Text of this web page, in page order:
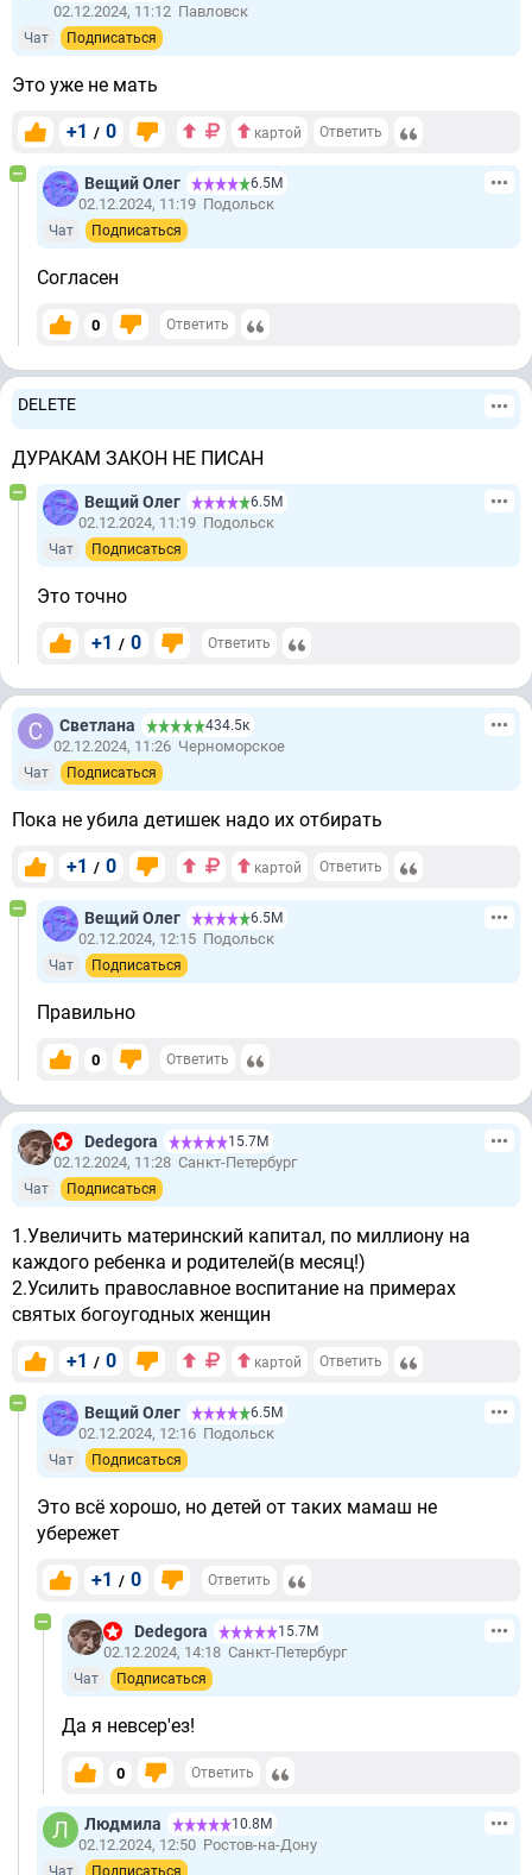
02.12.2024, 11:12 Павловск
Чат Подписаться
Это уже не мать
+1 / 0 картой Ответить
Вещий Олег 6.5М
02.12.2024, 11:19 Подольск
Чат Подписаться
Согласен
0 Ответить
DELETE
ДУРАКАМ ЗАКОН НЕ ПИСАН
Вещий Олег 6.5М
02.12.2024, 11:19 Подольск
Чат Подписаться
Это точно
+1 / 0 Ответить
Светлана 434.5к
02.12.2024, 11:26 Черноморское
Чат Подписаться
Пока не убила детишек надо их отбирать
+1 / 0 картой Ответить
Вещий Олег 6.5М
02.12.2024, 12:15 Подольск
Чат Подписаться
Правильно
0 Ответить
Dedegora 15.7М
02.12.2024, 11:28 Санкт-Петербург
Чат Подписаться
1.Увеличить материнский капитал, по миллиону на
каждого ребенка и родителей(в месяц!)
2.Усилить православное воспитание на примерах
святых богоугодных женщин
+1 / 0 картой Ответить
Вещий Олег 6.5М
02.12.2024, 12:16 Подольск
Чат Подписаться
Это всё хорошо, но детей от таких мамаш не
убережет
+1 / 0 Ответить
Dedegora 15.7М
02.12.2024, 14:18 Санкт-Петербург
Чат Подписаться
Да я невсер'ез!
0 Ответить
Людмила 10.8М
02.12.2024, 12:50 Ростов-на-Дону
Чат Подписаться